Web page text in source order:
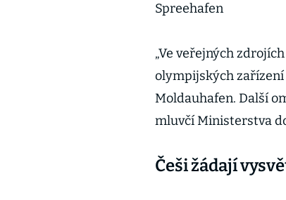
Spreehafen
„Ve veřejných
olympijských
Moldauhafen. Další
mluvčí Ministerstva
Češi žádají